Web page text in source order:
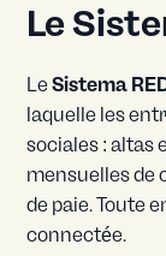
Le
LeSistema
laquelle les
sociales : altas
mensuelles de
de paie. Toute
connectée.